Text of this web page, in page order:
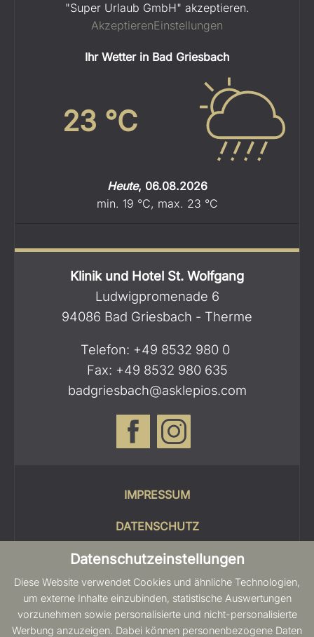
Datenschutzeinstellungen
Diese Website verwendet Cookies und ähnliche Technologien,
um externe Inhalte einzubinden, statistische Auswertungen
vorzunehmen sowie personalisierte und nicht-personalisierte
Werbung anzuzeigen. Dabei können personenbezogene Daten
"Super Urlaub GmbH" akzeptieren.
AkzeptierenEinstellungen
Ihr Wetter in Bad Griesbach
23 °C
Heute, 06.08.2026
min. 19 °C, max. 23 °C
Klinik und Hotel St. Wolfgang
Ludwigpromenade 6
94086 Bad Griesbach - Therme
Telefon: +49 8532 980 0
Fax: +49 8532 980 635
badgriesbach@asklepios.com
IMPRESSUM
DATENSCHUTZ
COOKIES
SITEMAP
BARRIEREFREIHEIT